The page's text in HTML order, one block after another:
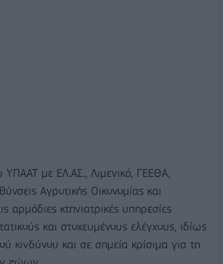
με ΕΛ.ΑΣ., Λιμενικό, ΓΕΕΘΑ,
Αγροτικής Οικονομίας και
αρμόδιες κτηνιατρικές υπηρεσίες
και στοχευμένους ελέγχους, ιδίως
κινδύνου και σε σημεία κρίσιμα για τη